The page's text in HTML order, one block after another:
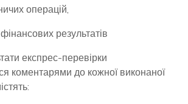
операцій,
результатів
експрес-перевірки
коментарями до кожної виконаної